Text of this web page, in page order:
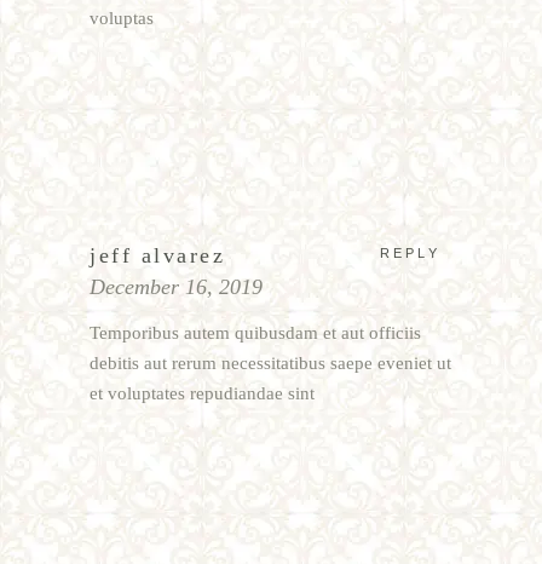
voluptas
jeff alvarez REPLY
December 16, 2019
Temporibus autem quibusdam et aut officiis
debitis aut rerum necessitatibus saepe eveniet ut
et voluptates repudiandae sint